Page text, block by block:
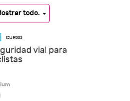
todo.
vial para